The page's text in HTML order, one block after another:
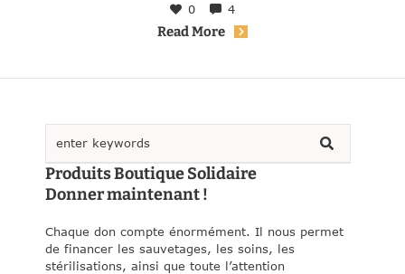
0 4
Read More
Produits Boutique Solidaire
Donner maintenant !
Chaque don compte énormément. Il nous permet
de financer les sauvetages, les soins, les
stérilisations, ainsi que toute l’attention